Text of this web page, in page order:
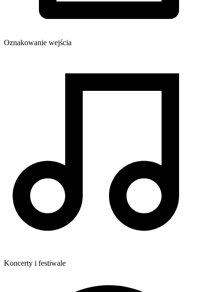
Oznakowanie wejścia
Koncerty i festiwale